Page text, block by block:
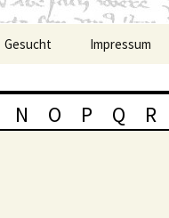
Gesucht Impressum
N O P Q R